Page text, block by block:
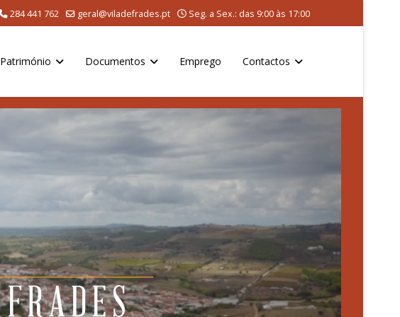
284 441 762 geral@viladefrades.pt Seg. a Sex.: das 9:00 às 17:00
Património Documentos Emprego Contactos